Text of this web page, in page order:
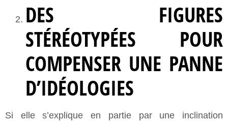
DES FIGURES
STÉRÉOTYPÉES POUR
COMPENSER UNE PANNE
D’IDÉOLOGIES
Si elle s’explique en partie par une inclination